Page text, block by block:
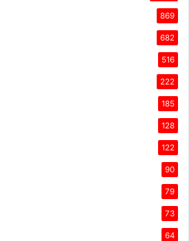
869
682
516
222
185
128
122
90
79
73
64